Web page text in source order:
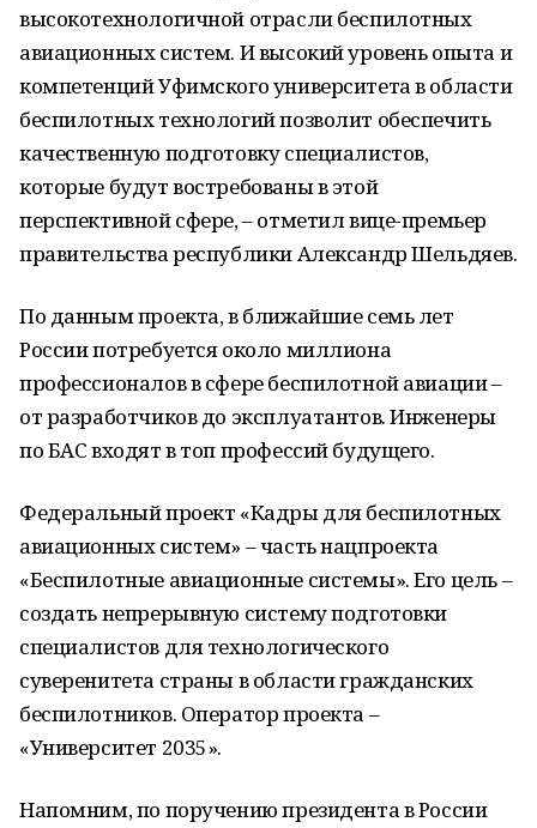
высокотехнологичной отрасли беспилотных
авиационных систем. И высокий уровень опыта и
компетенций Уфимского университета в области
беспилотных технологий позволит обеспечить
качественную подготовку специалистов,
которые будут востребованы в этой
перспективной сфере, – отметил вице-премьер
правительства республики Александр Шельдяев.
По данным проекта, в ближайшие семь лет
России потребуется около миллиона
профессионалов в сфере беспилотной авиации –
от разработчиков до эксплуатантов. Инженеры
по БАС входят в топ профессий будущего.
Федеральный проект «Кадры для беспилотных
авиационных систем» – часть нацпроекта
«Беспилотные авиационные системы». Его цель –
создать непрерывную систему подготовки
специалистов для технологического
суверенитета страны в области гражданских
беспилотников. Оператор проекта –
«Университет 2035».
Напомним, по поручению президента в России